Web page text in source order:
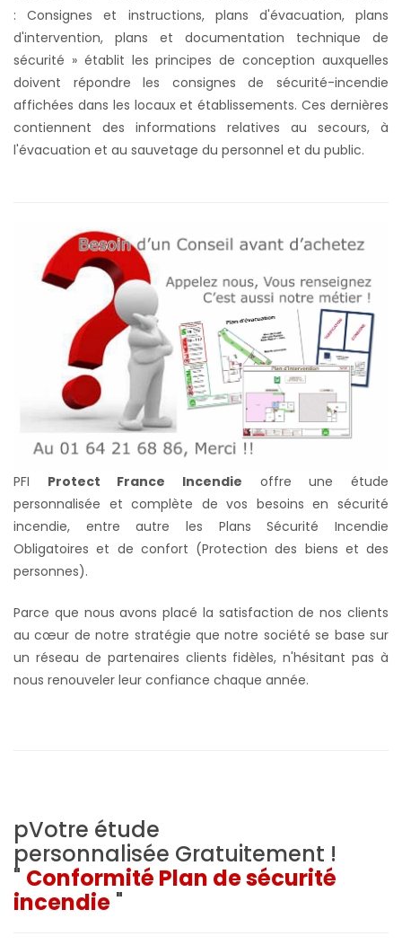
: Consignes et instructions, plans d'évacuation, plans
d'intervention, plans et documentation technique de
sécurité » établit les principes de conception auxquelles
doivent répondre les consignes de sécurité-incendie
affichées dans les locaux et établissements. Ces dernières
contiennent des informations relatives au secours, à
l'évacuation et au sauvetage du personnel et du public.
PFI Protect France Incendie offre une étude
personnalisée et complète de vos besoins en sécurité
incendie, entre autre les Plans Sécurité Incendie
Obligatoires et de confort (Protection des biens et des
personnes).
Parce que nous avons placé la satisfaction de nos clients
au cœur de notre stratégie que notre société se base sur
un réseau de partenaires clients fidèles, n'hésitant pas à
nous renouveler leur confiance chaque année.
pVotre étude
personnalisée Gratuitement !
" Conformité Plan de sécurité
incendie "